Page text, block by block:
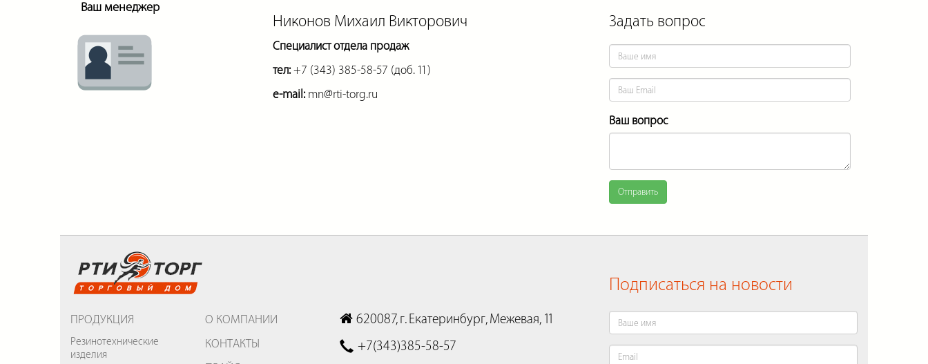
Ваш менеджер
Никонов Михаил Викторович
Специалист отдела продаж
тел:+7 (343) 385-58-57 (доб. 11)
e-mail:mn@rti-torg.ru
Задать вопрос
Ваш вопрос
Отправить
ПРОДУКЦИЯ
Резинотехнические
изделия
О КОМПАНИИ
КОНТАКТЫ
620087, г. Екатеринбург, Межевая, 11
+7(343)385-58-57
Подписаться на новости